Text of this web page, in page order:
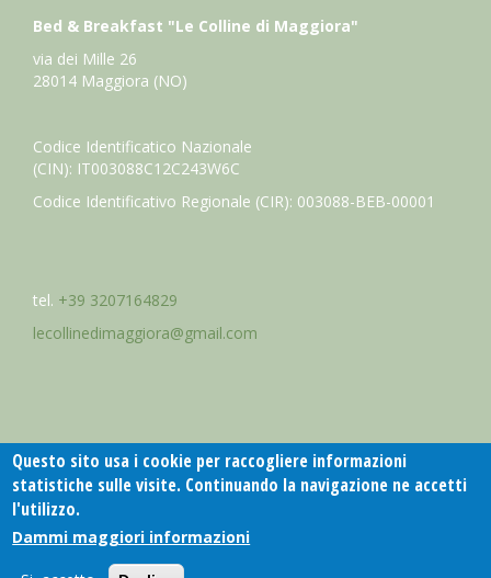
Bed & Breakfast "Le Colline di Maggiora"
via dei Mille 26
28014 Maggiora (NO)
Codice Identificatico Nazionale
(CIN): IT003088C12C243W6C
Codice Identificativo Regionale (CIR): 003088-BEB-00001
tel. +39 3207164829
lecollinedimaggiora@gmail.com
Sito web realizzato daSYNdi Stefano Cannillo - powered by
[Cooky Policy]
Questo sito usa i cookie per raccogliere informazioni
statistiche sulle visite. Continuando la navigazione ne accetti
l'utilizzo.
Dammi maggiori informazioni